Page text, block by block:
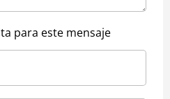
para este mensaje